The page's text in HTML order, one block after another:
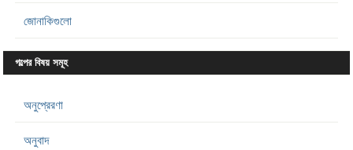
জোনাকিগুলো
গল্পের বিষয় সমূহ
অনুপ্রেরণা
অনুবাদ